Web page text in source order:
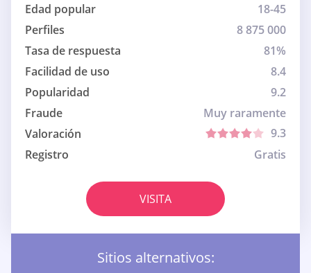
Edad popular
18-45
Perfiles
8 875 000
Tasa de respuesta
81%
Facilidad de uso
8.4
Popularidad
9.2
Fraude
Muy raramente
Valoración
9.3
Registro
Gratis
VISITA
Sitios alternativos: